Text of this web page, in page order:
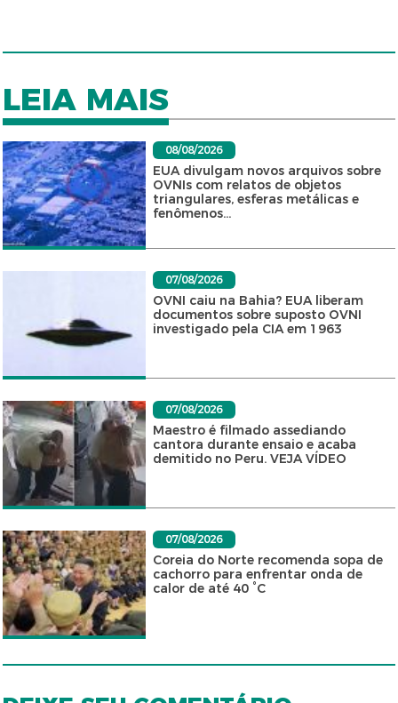
LEIA MAIS
08/08/2026
EUA divulgam novos arquivos sobre
OVNIs com relatos de objetos
triangulares, esferas metálicas e
fenômenos...
07/08/2026
OVNI caiu na Bahia? EUA liberam
documentos sobre suposto OVNI
investigado pela CIA em 1963
07/08/2026
Maestro é filmado assediando
cantora durante ensaio e acaba
demitido no Peru. VEJA VÍDEO
07/08/2026
Coreia do Norte recomenda sopa de
cachorro para enfrentar onda de
calor de até 40 °C